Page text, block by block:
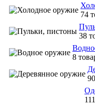
74
38
8